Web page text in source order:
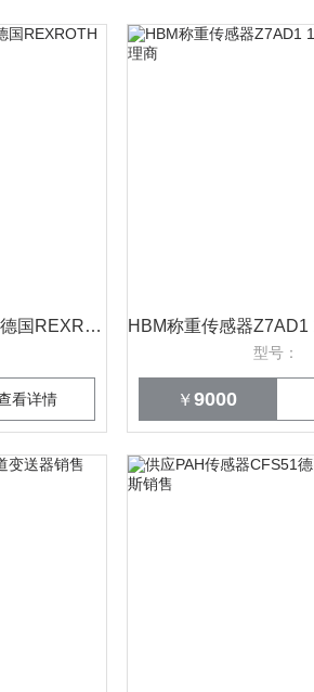
PGH5-3X/100RR齿轮泵|德国REXROTH销售
看详情
型号：
￥9000